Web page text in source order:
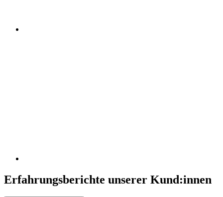
Erfahrungsberichte unserer Kund:innen